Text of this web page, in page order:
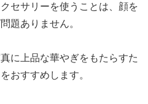
セサリーを使うことは、顔を
題ありません。
に上品な華やぎをもたらすた
おすすめします。